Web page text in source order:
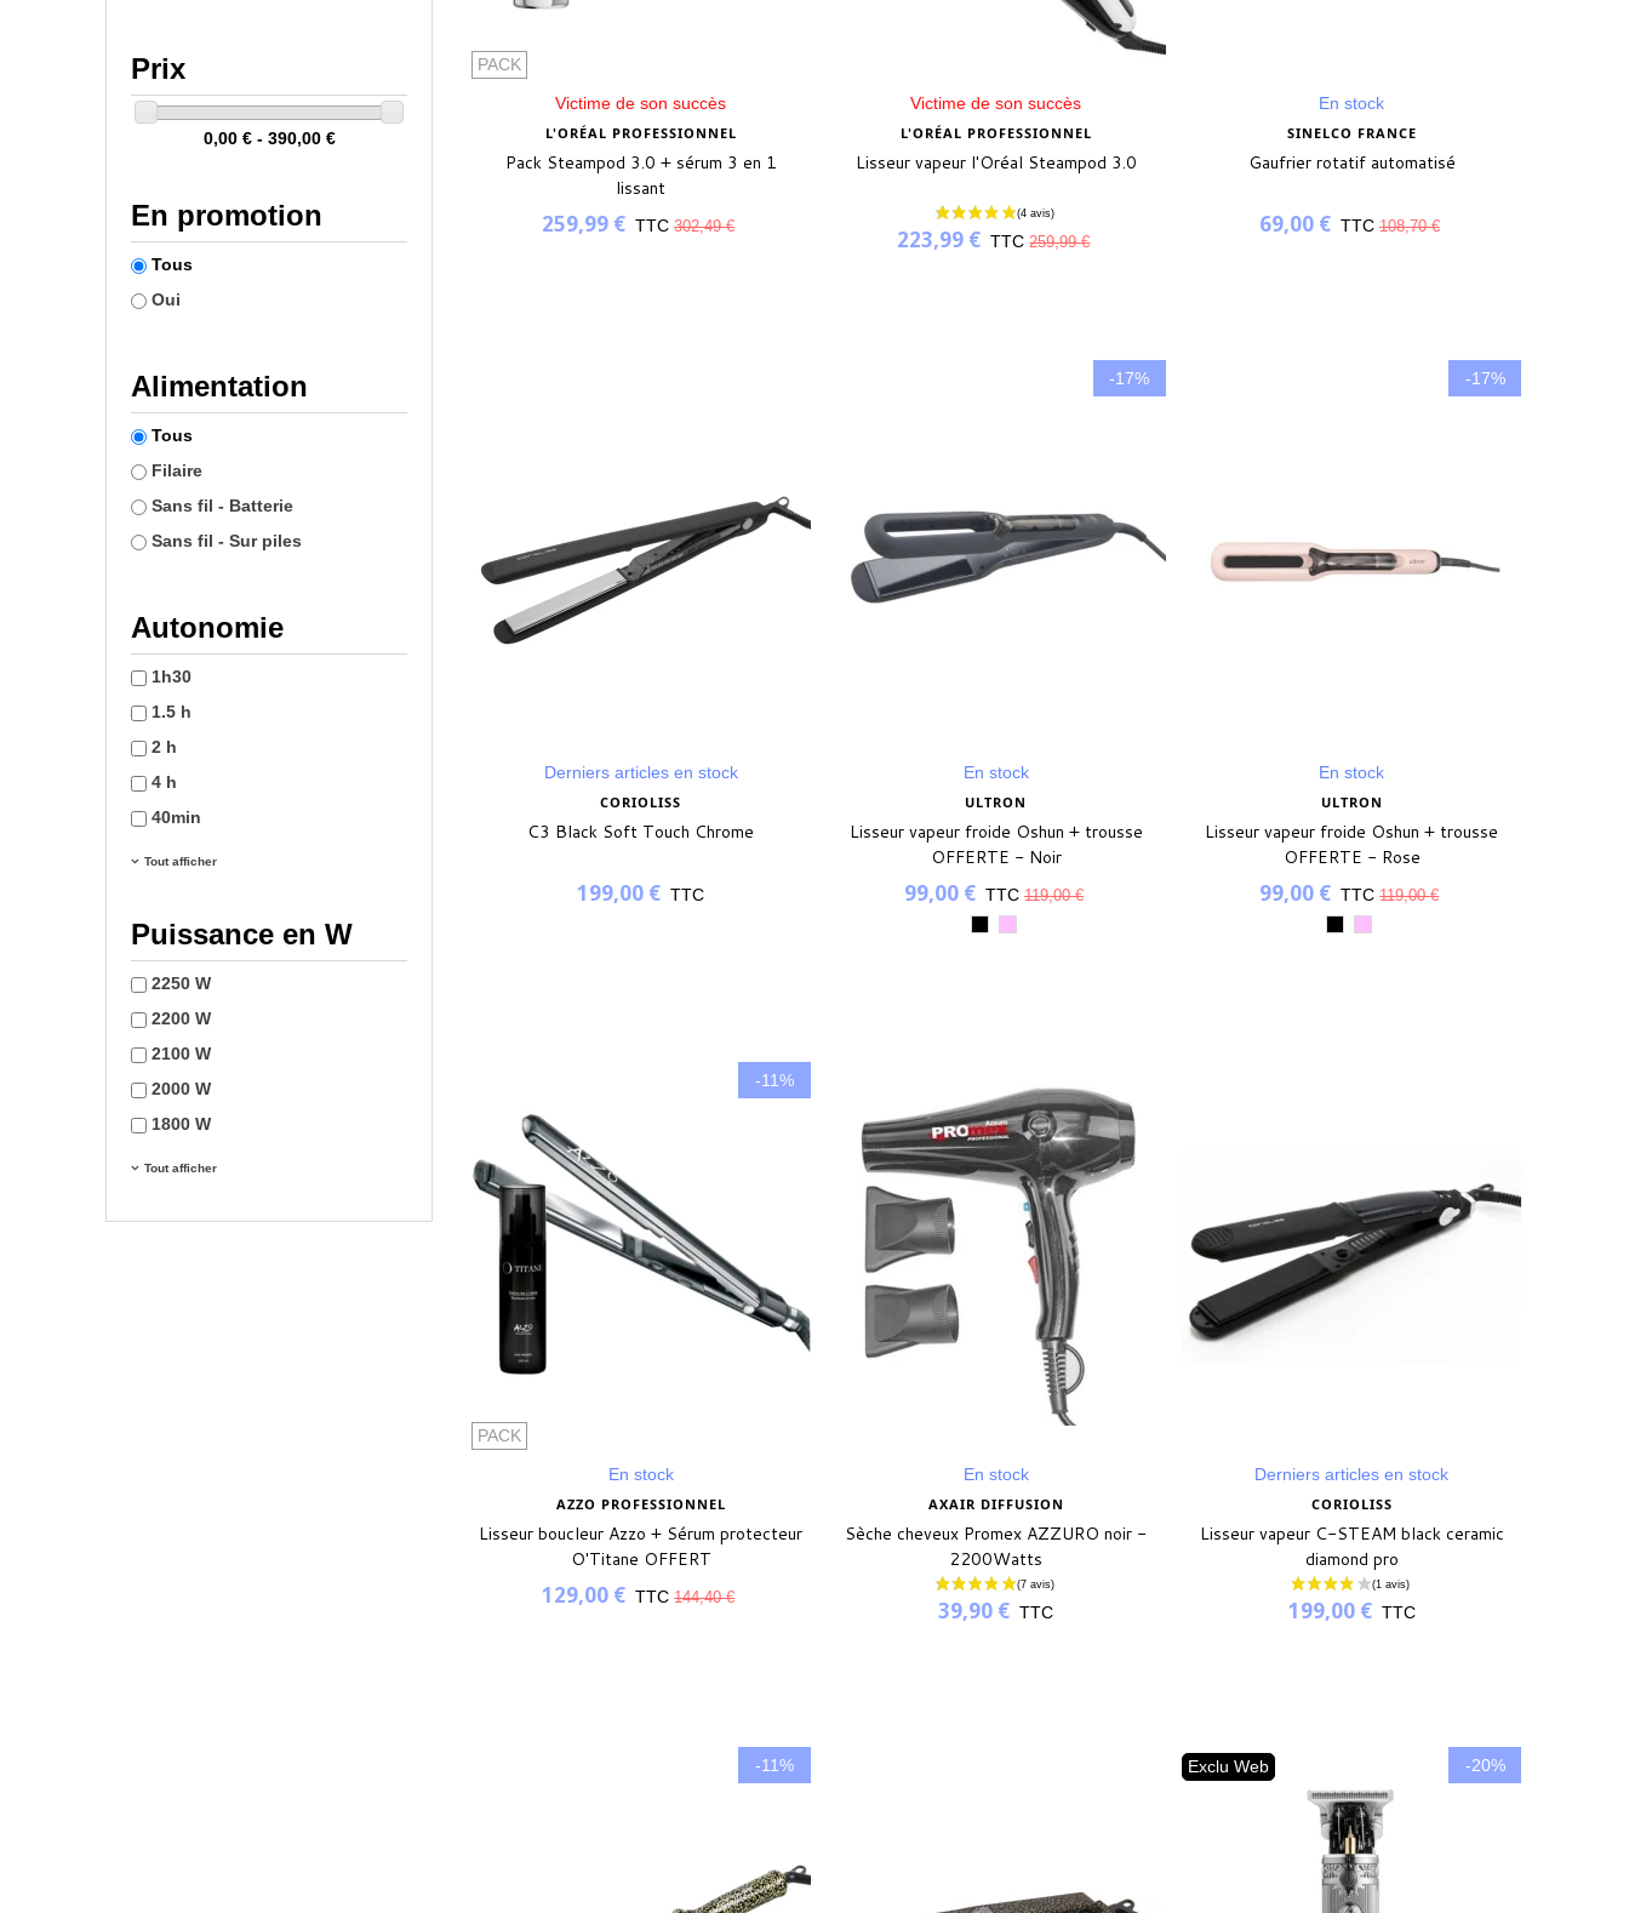
Prix
0,00 € - 390,00 €
En promotion
Tous
Oui
Alimentation
Tous
Filaire
Sans fil - Batterie
Sans fil - Sur piles
Autonomie
1h30
1.5 h
2 h
4 h
40min
Tout afficher
Puissance en W
2250 W
2200 W
2100 W
2000 W
1800 W
Tout afficher
PACK
Victime de son succès
L'ORÉAL PROFESSIONNEL
Pack Steampod 3.0 + sérum 3 en 1
lissant
259,99 € TTC 302,49 €
Victime de son succès
L'ORÉAL PROFESSIONNEL
Lisseur vapeur l'Oréal Steampod 3.0
223,99 € TTC 259,99 €
En stock
SINELCO FRANCE
Gaufrier rotatif automatisé
69,00 € TTC 108,70 €
Derniers articles en stock
CORIOLISS
C3 Black Soft Touch Chrome
199,00 € TTC
-17%
En stock
ULTRON
Lisseur vapeur froide Oshun + trousse
OFFERTE - Noir
99,00 € TTC 119,00 €
-17%
En stock
ULTRON
Lisseur vapeur froide Oshun + trousse
OFFERTE - Rose
99,00 € TTC 119,00 €
PACK
-11%
En stock
AZZO PROFESSIONNEL
Lisseur boucleur Azzo + Sérum protecteur
O'Titane OFFERT
129,00 € TTC 144,40 €
En stock
AXAIR DIFFUSION
Sèche cheveux Promex AZZURO noir -
2200Watts
39,90 € TTC
Derniers articles en stock
CORIOLISS
Lisseur vapeur C-STEAM black ceramic
diamond pro
199,00 € TTC
-11% Exclu Web -20%